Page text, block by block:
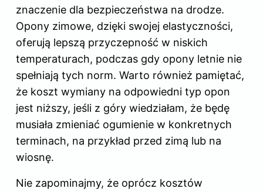
znaczenie dla bezpieczeństwa na drodze.
Opony zimowe, dzięki swojej elastyczności,
oferują lepszą przyczepność w niskich
temperaturach, podczas gdy opony letnie nie
spełniają tych norm. Warto również pamiętać,
że koszt wymiany na odpowiedni typ opon
jest niższy, jeśli z góry wiedziałam, że będę
musiała zmieniać ogumienie w konkretnych
terminach, na przykład przed zimą lub na
wiosnę.
Nie zapominajmy, że oprócz kosztów